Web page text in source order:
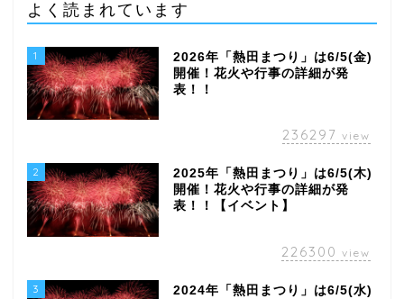
よく読まれています
1
2026年「熱田まつり」は6/5(金)
開催！花火や行事の詳細が発
表！！
236297 view
2
2025年「熱田まつり」は6/5(木)
開催！花火や行事の詳細が発
表！！【イベント】
226300 view
3
2024年「熱田まつり」は6/5(水)